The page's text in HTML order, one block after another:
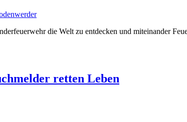
die Welt zu entdecken und miteinander
retten Leben